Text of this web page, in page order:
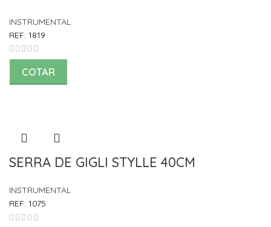
INSTRUMENTAL
REF: 1819
COTAR
SERRA DE GIGLI STYLLE 40CM
INSTRUMENTAL
REF: 1075